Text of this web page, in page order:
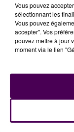
Vous pouvez
sélectionnant les
Vous pouvez
accepter". Vos
pouvez mettre à jour
moment via le lien